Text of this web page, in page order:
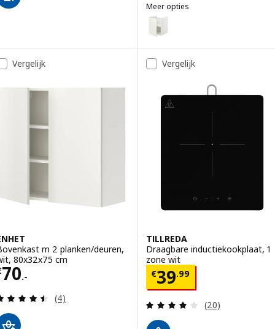
Meer opties
ENHET
Optie: ENHET, Onderkast met
Vergelijk
m 2 planken/deuren,
80x32x75 cm
70.- € 70.-
Beoordeling: 4.5 van 5 sterren. Totaal
(4)
Vergelijk
TILLREDA
Draagbare inductiekookplaat, 1
zone wit
€39.99
Prijs € 39.99
Beoordeling: 4
(20)